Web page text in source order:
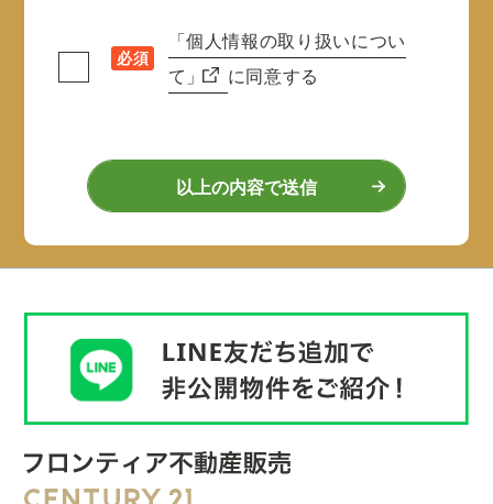
必須
「個人情報の取り扱いについ
て」
に同意する
以上の内容で送信